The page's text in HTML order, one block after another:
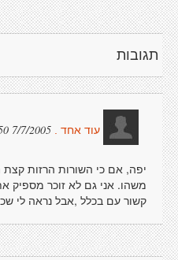
תגובות
עוד אחד . 7/7/2005 11:16:50
יפה, אם כי השורות הרזות
משהו. אני גם לא זוכר מספיק
קשור עם בכלל ,אבל נראה לי